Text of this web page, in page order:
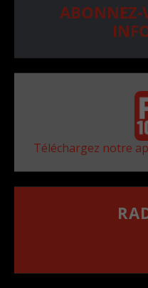
ABONNEZ-
Téléchargez notre